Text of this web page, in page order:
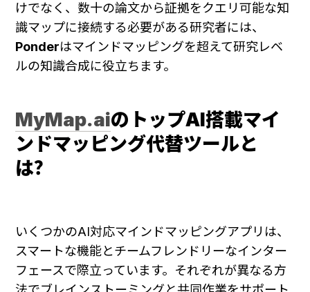
けでなく、数十の論文から証拠をクエリ可能な知
識マップに接続する必要がある研究者には、
Ponderはマインドマッピングを超えて研究レベ
ルの知識合成に役立ちます。
MyMap.aiのトップAI搭載マイ
ンドマッピング代替ツールと
は？
いくつかのAI対応マインドマッピングアプリは、
スマートな機能とチームフレンドリーなインター
フェースで際立っています。それぞれが異なる方